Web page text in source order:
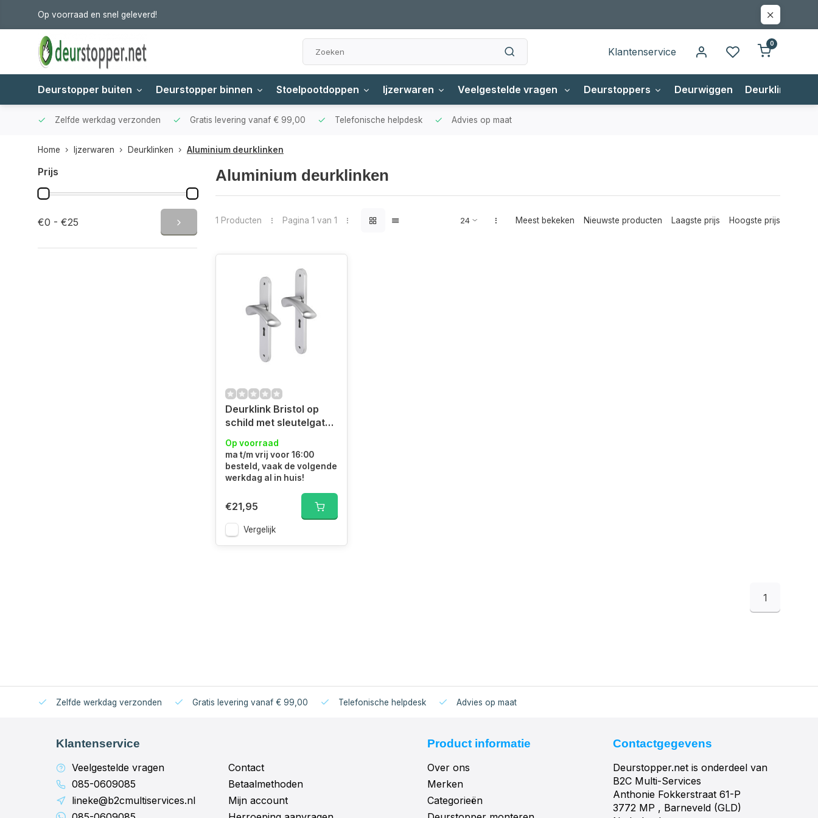
Op voorraad en snel geleverd!
Klantenservice
0
Deurstopper buiten Deurstopper binnen Stoelpootdoppen Ijzerwaren Veelgestelde vragen Deurstoppers Deurwiggen Deurklinken
Zelfde werkdag verzonden Gratis levering vanaf € 99,00 Telefonische helpdesk Advies op maat
Home Ijzerwaren Deurklinken Aluminium deurklinken
Prijs
€0 - €25
Aluminium deurklinken
1 Producten Pagina 1 van 1 Meest bekeken Nieuwste producten Laagste prijs Hoogste prijs
Deurklink Bristol op
schild met sleutelgat
Op voorraad
ma t/m vrij voor 16:00
besteld, vaak de volgende
werkdag al in huis!
€21,95
Vergelijk
1
Zelfde werkdag verzonden Gratis levering vanaf € 99,00 Telefonische helpdesk Advies op maat
Klantenservice
Veelgestelde vragen
085-0609085
lineke@b2cmultiservices.nl
Contact
Betaalmethoden
Mijn account
Product informatie
Over ons
Merken
Categorieën
Contactgegevens
Deurstopper.net is onderdeel van
B2C Multi-Services
Anthonie Fokkerstraat 61-P
3772 MP , Barneveld (GLD)